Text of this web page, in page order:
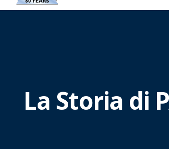
La Storia di